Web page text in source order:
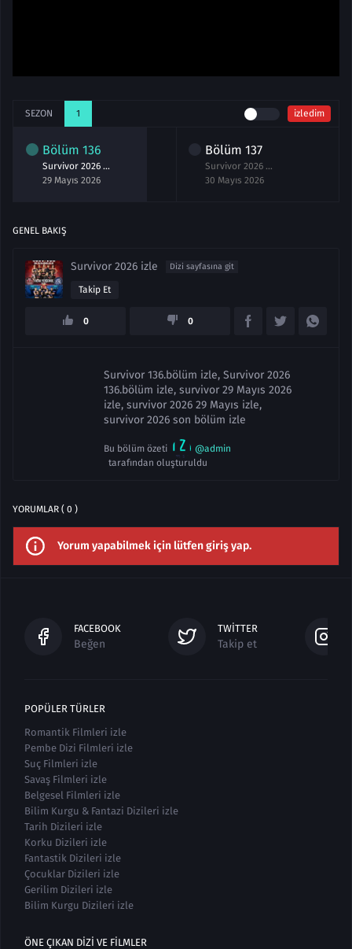
SEZON 1 izledim
Bölüm 136
Survivor 2026 136.Bölüm izle 29 Mayıs
29 Mayıs 2026
Bölüm 137
Survivor 2026 137.Bölüm izle 30 Mayıs
30 Mayıs 2026
GENEL BAKIŞ
Survivor 2026 izle Dizi sayfasına git
Takip Et
0 0
Survivor 136.bölüm izle, Survivor 2026
136.bölüm izle, survivor 29 Mayıs 2026
izle, survivor 2026 29 Mayıs izle,
survivor 2026 son bölüm izle
Bu bölüm özeti
@admin
tarafından oluşturuldu
YORUMLAR ( 0 )
Yorum yapabilmek için lütfen giriş yap.
FACEBOOK
Beğen
TWITTER
Takip et
POPÜLER TÜRLER
Romantik Filmleri izle
Pembe Dizi Filmleri izle
Suç Filmleri izle
Savaş Filmleri izle
Belgesel Filmleri izle
Bilim Kurgu & Fantazi Dizileri izle
Tarih Dizileri izle
Korku Dizileri izle
Fantastik Dizileri izle
Çocuklar Dizileri izle
Gerilim Dizileri izle
Bilim Kurgu Dizileri izle
ÖNE ÇIKAN DIZI VE FILMLER